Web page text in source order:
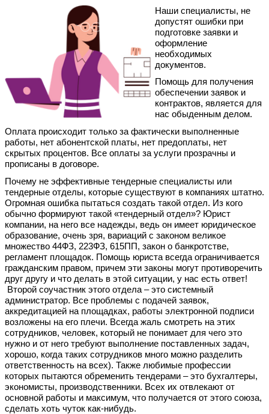
Наши специалисты, не
допустят ошибки при
подготовке заявки и
оформление
необходимых
документов.
Помощь для получения
обеспечении заявок и
контрактов, является для
нас обыденным делом.
Оплата происходит только за фактически выполненные
работы, нет абонентской платы, нет предоплаты, нет
скрытых процентов. Все оплаты за услуги прозрачны и
прописаны в договоре.
Почему не эффективные тендерные специалисты или
тендерные отделы, которые существуют в компаниях штатно.
Огромная ошибка пытаться создать такой отдел. Из кого
обычно формируют такой «тендерный отдел»? Юрист
компании, на него все надежды, ведь он имеет юридическое
образование, очень зря, вариаций с законом великое
множество 44ФЗ, 223ФЗ, 615ПП, закон о банкротстве,
регламент площадок. Помощь юриста всегда ограничивается
гражданским правом, причем эти законы могут противоречить
друг другу и что делать в этой ситуации, у нас есть ответ!
Второй соучастник этого отдела – это системный
администратор. Все проблемы с подачей заявок,
аккредитацией на площадках, работы электронной подписи
возложены на его плечи. Всегда жаль смотреть на этих
сотрудников, человек, который не понимает для чего это
нужно и от него требуют выполнение поставленных задач,
хорошо, когда таких сотрудников много можно разделить
ответственность на всех). Также любимые профессии
которых пытаются обременить тендерами – это бухгалтеры,
экономисты, производственники. Всех их отвлекают от
основной работы и максимум, что получается от этого союза,
сделать хоть чуток как-нибудь.